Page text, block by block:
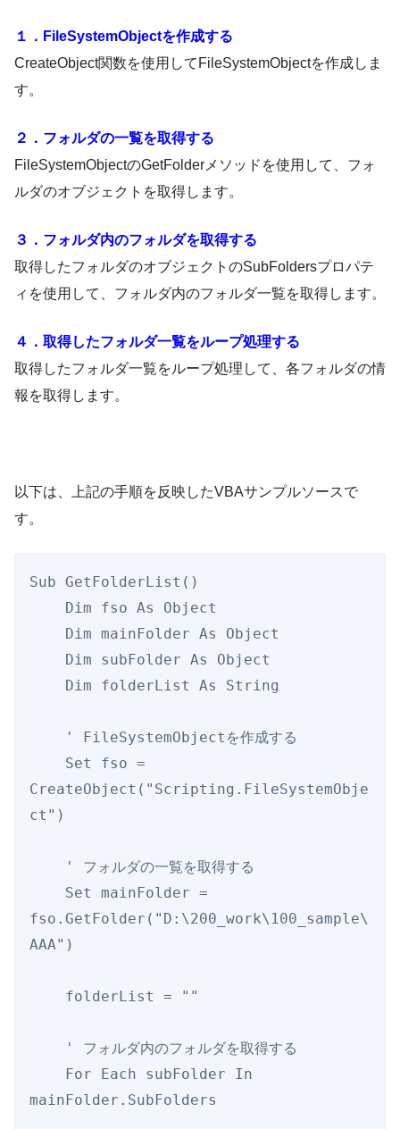
１．FileSystemObjectを作成する
CreateObject関数を使用してFileSystemObjectを作成しま
す。
２．フォルダの一覧を取得する
FileSystemObjectのGetFolderメソッドを使用して、フォ
ルダのオブジェクトを取得します。
３．フォルダ内のフォルダを取得する
取得したフォルダのオブジェクトのSubFoldersプロパテ
ィを使用して、フォルダ内のフォルダ一覧を取得します。
４．取得したフォルダ一覧をループ処理する
取得したフォルダ一覧をループ処理して、各フォルダの情
報を取得します。
以下は、上記の手順を反映したVBAサンプルソースで
す。
Sub GetFolderList()
CreateObject("Scripting.FileSystemObje
ct")
fso.GetFolder("D:\200_work\100_sample\
AAA")
mainFolder.SubFolders